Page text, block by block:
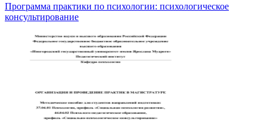
Программа практики по психологии: психологическое
консультирование